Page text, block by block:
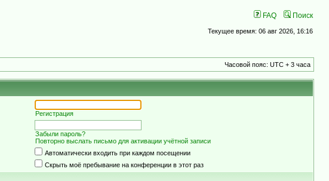
FAQ Поиск
Текущее время: 06 авг 2026, 16:16
Часовой пояс: UTC + 3 часа
Регистрация
Забыли пароль?
Повторно выслать письмо для активации учётной записи
Автоматически входить при каждом посещении
Скрыть моё пребывание на конференции в этот раз